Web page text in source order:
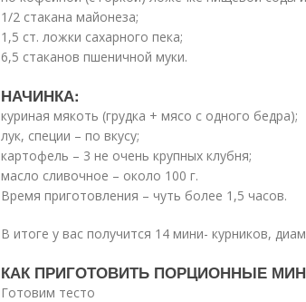
1/2 стакана майонеза;
1,5 ст. ложки сахарного пека;
6,5 стаканов пшеничной муки.
НАЧИНКА:
куриная мякоть (грудка + мясо с одного бедра);
лук, специи – по вкусу;
картофель – 3 не очень крупных клубня;
масло сливочное – около 100 г.
Время приготовления – чуть более 1,5 часов.
В итоге у вас получится 14 мини- курников,
КАК ПРИГОТОВИТЬ ПОРЦИОННЫЕ
Готовим тесто